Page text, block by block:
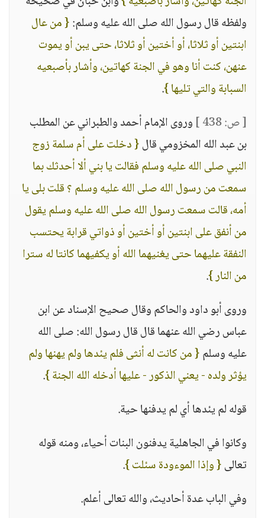
ولفظه قال رسول الله صلى الله عليه وسلم:{ من عال
ابنتين أو ثلاثا، أو أختين أو ثلاثا، حتى يبن أو يموت
عنهن، كنت أنا وهو في الجنة كهاتين، وأشار بأصبعيه
السبابة والتي تليها }.
[ ص: 438 ]
وروى الإمام أحمد والطبراني عن المطلب
بن عبد الله المخزومي قال{ دخلت على أم سلمة زوج
النبي صلى الله عليه وسلم فقالت يا بني ألا أحدثك بما
سمعت من رسول الله صلى الله عليه وسلم ؟ قلت بلى يا
أمه، قالت سمعت رسول الله صلى الله عليه وسلم يقول
من أنفق على ابنتين أو أختين أو ذواتي قرابة يحتسب
النفقة عليهما حتى يغنيهما الله أو يكفيهما كانتا له سترا
من النار }.
وروى أبو داود والحاكم وقال صحيح الإسناد عن ابن
عباس رضي الله عنهما قال قال رسول الله: صلى الله
عليه وسلم{ من كانت له أنثى فلم يئدها ولم يهنها ولم
يؤثر ولده - يعني الذكور - عليها أدخله الله الجنة }.
قوله لم يئدها أي لم يدفنها حية.
وكانوا في الجاهلية يدفنون البنات أحياء، ومنه قوله
تعالى{ وإذا الموءودة سئلت }.
وفي الباب عدة أحاديث، والله تعالى أعلم.